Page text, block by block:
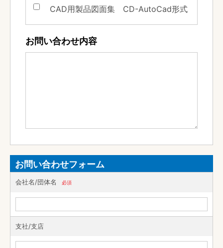
CAD用製品図面集 CD-AutoCad形式
お問い合わせ内容
お問い合わせフォーム
会社名/団体名 必須
支社/支店